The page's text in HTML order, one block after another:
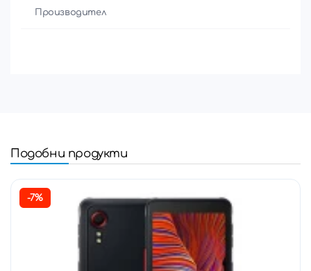
Производител
Подобни продукти
-7%